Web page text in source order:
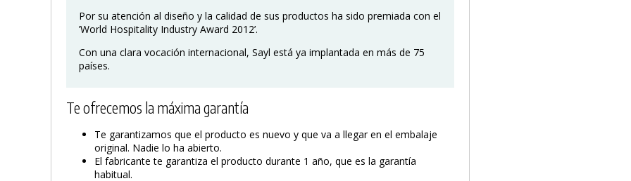
Por su atención al diseño y la calidad de sus productos ha sido premiada con el
’World Hospitality Industry Award 2012’.
Con una clara vocación internacional, Sayl está ya implantada en más de 75
países.
Te ofrecemos la máxima garantía
Te garantizamos que el producto es nuevo y que va a llegar en el embalaje
original. Nadie lo ha abierto.
El fabricante te garantiza el producto durante 1 año, que es la garantía
habitual.